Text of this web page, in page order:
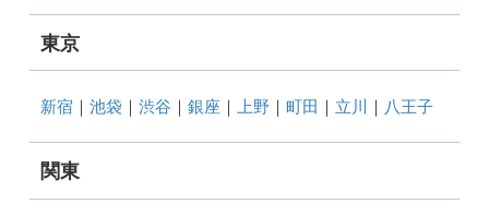
東京
新宿 ｜池袋 ｜渋谷 ｜銀座 ｜上野 ｜町田 立川 八王子
関東